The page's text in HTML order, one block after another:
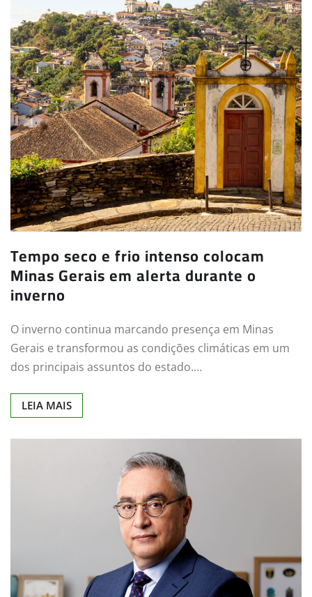
Tempo seco e frio intenso colocam
Minas Gerais em alerta durante o
inverno
O inverno continua marcando presença em Minas
Gerais e transformou as condições climáticas em um
dos principais assuntos do estado.…
LEIA MAIS